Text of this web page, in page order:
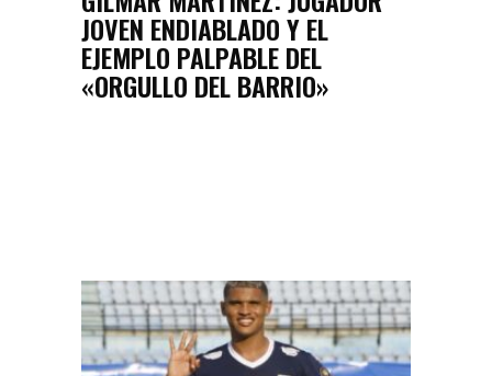
JOVEN ENDIABLADO Y EL
EJEMPLO PALPABLE DEL
«ORGULLO DEL BARRIO»